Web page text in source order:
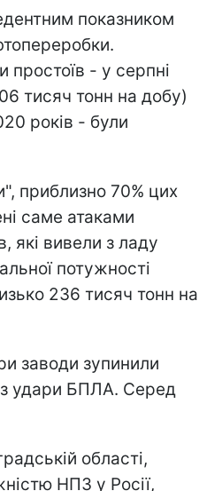
показником
простоїв - у серпні
тисяч тонн на добу)
років - були
приблизно 70% цих
саме атаками
які вивели з ладу
потужності
236 тисяч тонн на
заводи зупинили
удари БПЛА. Серед
області,
НПЗ у Росії,